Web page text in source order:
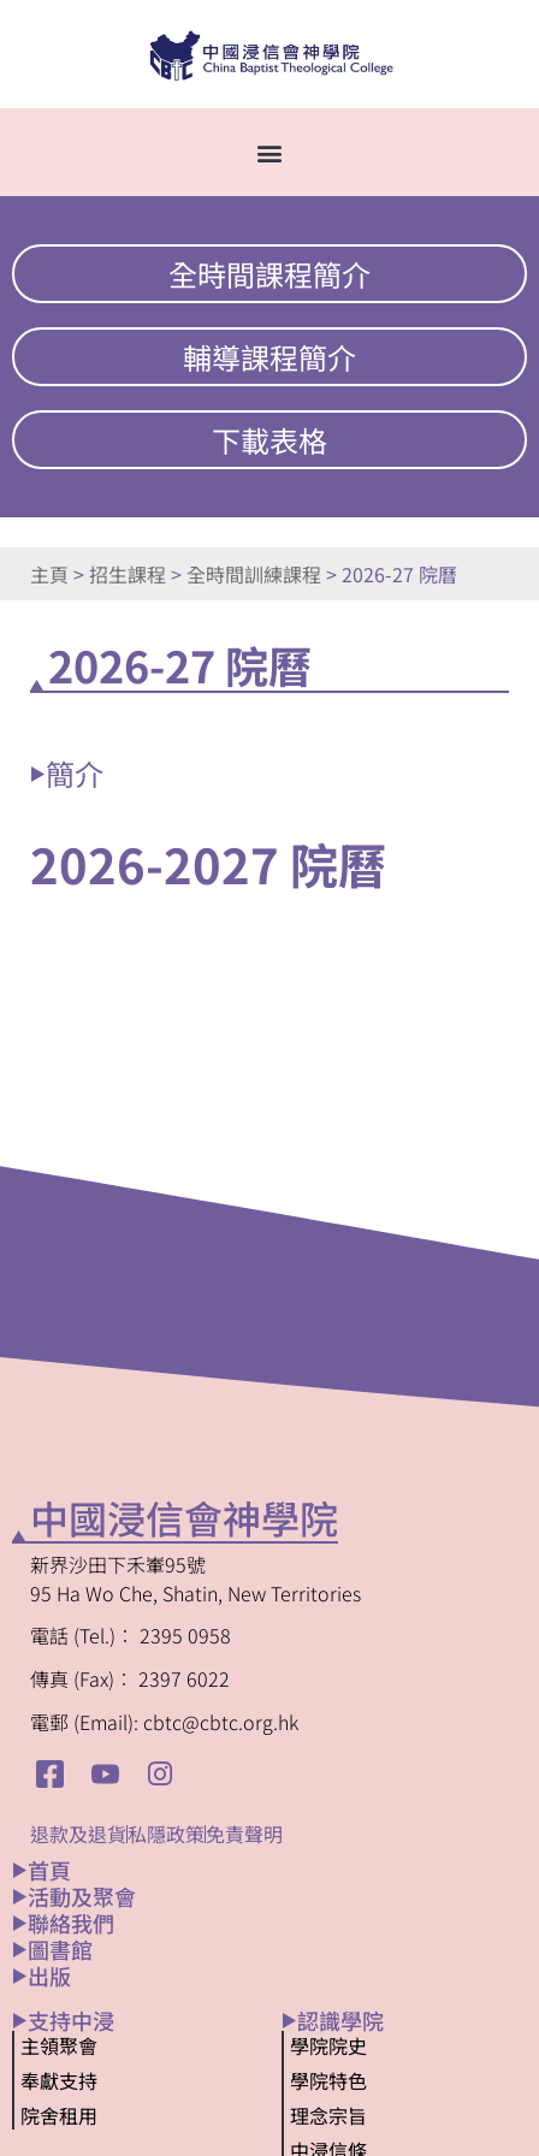
全時間課程簡介
輔導課程簡介
下載表格
主頁 >招生課程 > 全時間訓練課程 >2026-27 院曆
2026-27 院曆
簡介
2026-2027 院曆
中國浸信會神學院
新界沙田下禾輋95號
95 Ha Wo Che, Shatin, New Territories
電話 (Tel.)︰ 2395 0958
傳真 (Fax)︰ 2397 6022
電郵 (Email): cbtc@cbtc.org.hk
退款及退貨私隱政策免責聲明
首頁
活動及聚會
聯絡我們
圖書館
出版
支持中浸
主領聚會
奉獻支持
院舍租用
認識學院
學院院史
學院特色
理念宗旨